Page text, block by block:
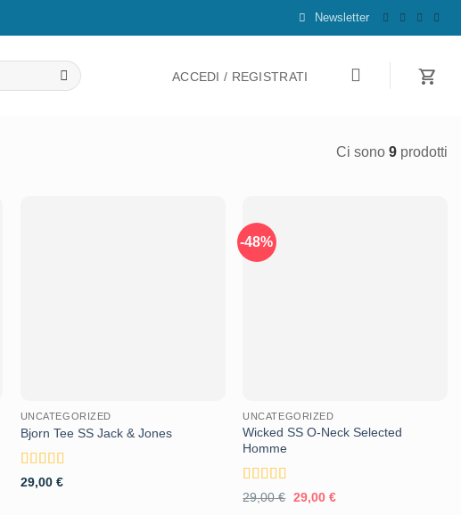
Newsletter
ACCEDI / REGISTRATI
Ci sono 9 prodotti
UNCATEGORIZED
Bjorn Tee SS Jack & Jones
Valutato
29,00 €
-48%
UNCATEGORIZED
Wicked SS O-Neck Selected
Homme
Valutato 4
29,00€ Il
29,00 €Il